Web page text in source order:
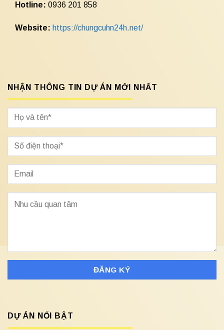
Hotline: 0936 201 858
Website: https://chungcuhn24h.net/
NHẬN THÔNG TIN DỰ ÁN MỚI NHẤT
DỰ ÁN NỔI BẬT